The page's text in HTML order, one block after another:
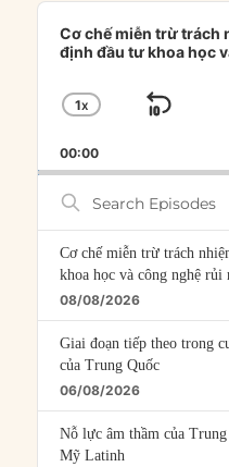
Audio
Player
Cơ chế miễn trừ trách
định đầu tư khoa học
CHANGE
RATE
1X
SKIP
00:00
Search
Episodes
Cơ chế miễn trừ trách
khoa học và công nghệ rủi
08/08/2026
Giai đoạn tiếp theo trong
của Trung Quốc
06/08/2026
Nỗ lực âm thầm của
Mỹ Latinh